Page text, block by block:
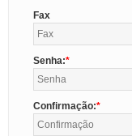
Fax
Senha:
Confirmação: